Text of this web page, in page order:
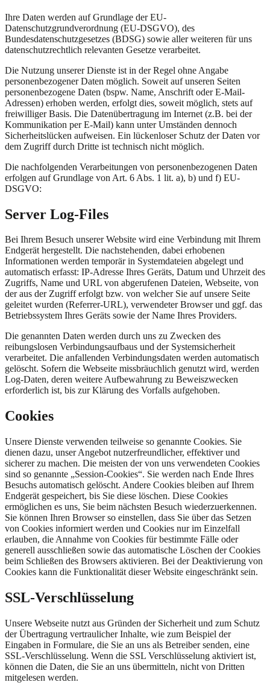
Ihre Daten werden auf Grundlage der EU-
Datenschutzgrundverordnung (EU-DSGVO), des
Bundesdatenschutzgesetzes (BDSG) sowie aller weiteren für uns
datenschutzrechtlich relevanten Gesetze verarbeitet.
Die Nutzung unserer Dienste ist in der Regel ohne Angabe
personenbezogener Daten möglich. Soweit auf unseren Seiten
personenbezogene Daten (bspw. Name, Anschrift oder E-Mail-
Adressen) erhoben werden, erfolgt dies, soweit möglich, stets auf
freiwilliger Basis. Die Datenübertragung im Internet (z.B. bei der
Kommunikation per E-Mail) kann unter Umständen dennoch
Sicherheitslücken aufweisen. Ein lückenloser Schutz der Daten vor
dem Zugriff durch Dritte ist technisch nicht möglich.
Die nachfolgenden Verarbeitungen von personenbezogenen Daten
erfolgen auf Grundlage von Art. 6 Abs. 1 lit. a), b) und f) EU-
DSGVO:
Server Log-Files
Bei Ihrem Besuch unserer Website wird eine Verbindung mit Ihrem
Endgerät hergestellt. Die nachstehenden, dabei erhobenen
Informationen werden temporär in Systemdateien abgelegt und
automatisch erfasst: IP-Adresse Ihres Geräts, Datum und Uhrzeit des
Zugriffs, Name und URL von abgerufenen Dateien, Webseite, von
der aus der Zugriff erfolgt bzw. von welcher Sie auf unsere Seite
geleitet wurden (Referrer-URL), verwendeter Browser und ggf. das
Betriebssystem Ihres Geräts sowie der Name Ihres Providers.
Die genannten Daten werden durch uns zu Zwecken des
reibungslosen Verbindungsaufbaus und der Systemsicherheit
verarbeitet. Die anfallenden Verbindungsdaten werden automatisch
gelöscht. Sofern die Webseite missbräuchlich genutzt wird, werden
Log-Daten, deren weitere Aufbewahrung zu Beweiszwecken
erforderlich ist, bis zur Klärung des Vorfalls aufgehoben.
Cookies
Unsere Dienste verwenden teilweise so genannte Cookies. Sie
dienen dazu, unser Angebot nutzerfreundlicher, effektiver und
sicherer zu machen. Die meisten der von uns verwendeten Cookies
sind so genannte „Session-Cookies“. Sie werden nach Ende Ihres
Besuchs automatisch gelöscht. Andere Cookies bleiben auf Ihrem
Endgerät gespeichert, bis Sie diese löschen. Diese Cookies
ermöglichen es uns, Sie beim nächsten Besuch wiederzuerkennen.
Sie können Ihren Browser so einstellen, dass Sie über das Setzen
von Cookies informiert werden und Cookies nur im Einzelfall
erlauben, die Annahme von Cookies für bestimmte Fälle oder
generell ausschließen sowie das automatische Löschen der Cookies
beim Schließen des Browsers aktivieren. Bei der Deaktivierung von
Cookies kann die Funktionalität dieser Website eingeschränkt sein.
SSL-Verschlüsselung
Unsere Webseite nutzt aus Gründen der Sicherheit und zum Schutz
der Übertragung vertraulicher Inhalte, wie zum Beispiel der
Eingaben in Formulare, die Sie an uns als Betreiber senden, eine
SSL-Verschlüsselung. Wenn die SSL Verschlüsselung aktiviert ist,
können die Daten, die Sie an uns übermitteln, nicht von Dritten
mitgelesen werden.